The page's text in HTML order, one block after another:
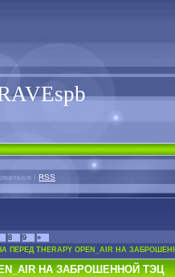
| RSS
8 9
»
ПЕРЕД THERAPY OPEN_AIR НА
НА ЗАБРОШЕННОЙ ТЭЦ